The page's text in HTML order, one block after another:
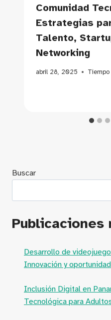
Comunidad
Estrategias
Talento,
Networking
abril 28, 2025
Buscar
Publicaciones
Desarrollo de
Innovación y
Inclusión Digital en
Tecnológica para